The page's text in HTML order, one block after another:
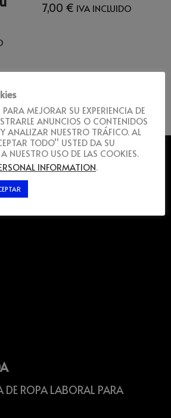
7,00 € IVA INCLUIDO
MEJORAR SU EXPERIENCIA DE
ANUNCIOS O CONTENIDOS
ANALIZAR NUESTRO TRÁFICO. AL
TODO” USTED DA SU
NUESTRO USO DE LAS COOKIES.
INFORMATION.